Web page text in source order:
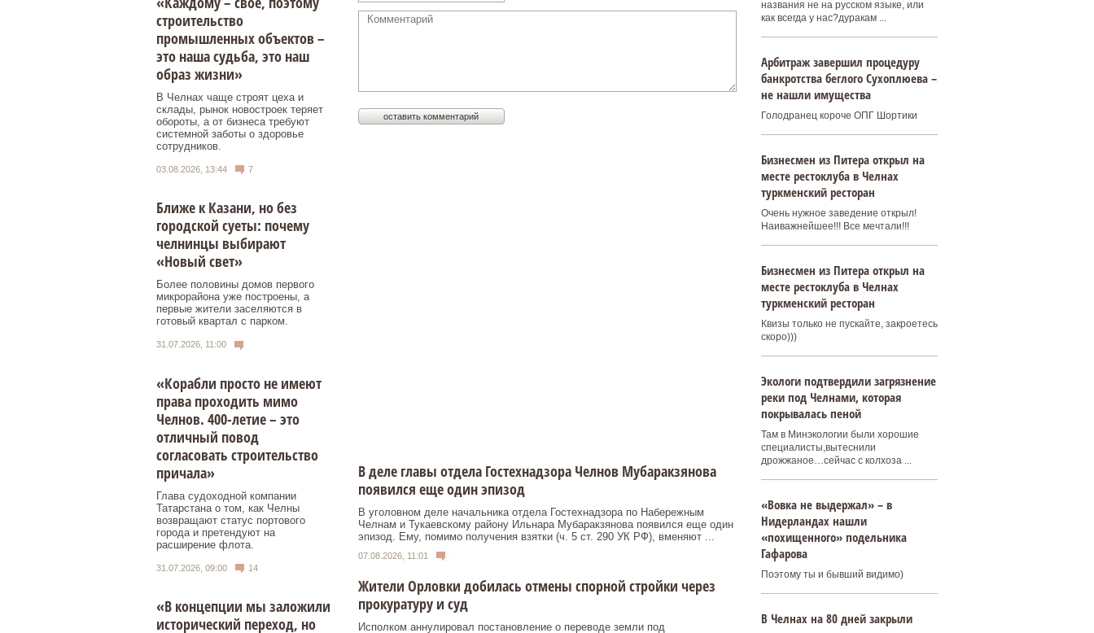
строительство
промышленных объектов –
это наша судьба, это наш
образ жизни»
В Челнах чаще строят цеха и
склады, рынок новостроек теряет
обороты, а от бизнеса требуют
системной заботы о здоровье
сотрудников.
03.08.2026, 13:44 7
Ближе к Казани, но без
городской суеты: почему
челнинцы выбирают
«Новый свет»
Более половины домов первого
микрорайона уже построены, а
первые жители заселяются в
готовый квартал с парком.
31.07.2026, 11:00
«Корабли просто не имеют
права проходить мимо
Челнов. 400-летие – это
отличный повод
согласовать строительство
причала»
Глава судоходной компании
Татарстана о том, как Челны
возвращают статус портового
города и претендуют на
расширение флота.
31.07.2026, 09:00 14
«В концепции мы заложили
исторический переход, но
В деле главы отдела Гостехнадзора Челнов Мубаракзянова
появился еще один эпизод
В уголовном деле начальника отдела Гостехнадзора по Набережным
Челнам и Тукаевскому району Ильнара Мубаракзянова появился еще один
эпизод. Ему, помимо получения взятки (ч. 5 ст. 290 УК РФ), вменяют ...
07.08.2026, 11:01
Жители Орловки добилась отмены спорной стройки через
прокуратуру и суд
Исполком аннулировал постановление о переводе земли под
названия не на русском языке, или
как всегда у нас?дуракам ...
Арбитраж завершил процедуру
банкротства беглого Сухоплюева –
не нашли имущества
Голодранец короче ОПГ Шортики
Бизнесмен из Питера открыл на
месте рестоклуба в Челнах
туркменский ресторан
Очень нужное заведение открыл!
Наиважнейшее!!! Все мечтали!!!
Бизнесмен из Питера открыл на
месте рестоклуба в Челнах
туркменский ресторан
Квизы только не пускайте, закроетесь
скоро)))
Экологи подтвердили загрязнение
реки под Челнами, которая
покрывалась пеной
Там в Минэкологии были хорошие
специалисты,вытеснили
дрожжаное…сейчас с колхоза ...
«Вовка не выдержал» – в
Нидерландах нашли
«похищенного» подельника
Гафарова
Поэтому ты и бывший видимо)
В Челнах на 80 дней закрыли